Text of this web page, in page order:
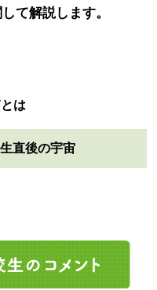
て解説します。
は
直後の宇宙